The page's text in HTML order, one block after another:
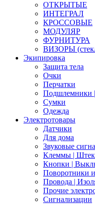
ОТКРЫТЫЕ
ИНТЕГРАЛ
КРОССОВЫЕ
МОДУЛЯР
ФУРНИТУРА
ВИЗОРЫ
Экипировка
Защита тела
Очки
Перчатки
Подшлемники
Сумки
Одежда
Электротовары
Датчики
Для дома
Звуковые
Клеммы |
Кнопки |
Поворотники
Провода |
Прочие
Сигнализации